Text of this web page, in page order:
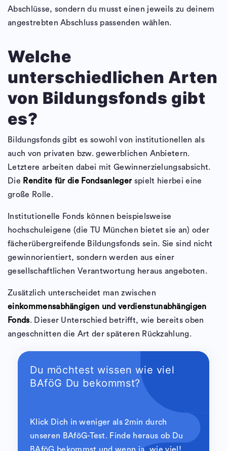
Abschlüsse, sondern du musst einen jeweils zu deinem
angestrebten Abschluss passenden wählen.
Welche
unterschiedlichen Arten
von Bildungsfonds gibt
es?
Bildungsfonds gibt es sowohl von institutionellen als
auch von privaten bzw. gewerblichen Anbietern.
Letztere arbeiten dabei mit Gewinnerzielungsabsicht.
Die Rendite für die Fondsanlegerspielt hierbei eine
große Rolle.
Institutionelle Fonds können beispielsweise
hochschuleigene (die TU München bietet sie an) oder
fächerübergreifende Bildungsfonds sein. Sie sind nicht
gewinnorientiert, sondern werden aus einer
gesellschaftlichen Verantwortung heraus angeboten.
Zusätzlich unterscheidet man zwischen
einkommensabhängigen und verdienstunabhängigen
Fonds. Dieser Unterschied betrifft, wie bereits oben
angeschnitten die Art der späteren Rückzahlung.
Du möchtest wissen wie viel
BAföG Du bekommst?
Klick Dich in weniger als 2min durch
unseren BAföG-Test. Finde heraus ob Du